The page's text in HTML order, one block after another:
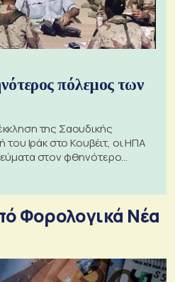
πόλεμος των
της Σαουδικής
του Ιράκ στο Κουβέιτ, οι ΗΠΑ
στον φθηνότερο
Φορολογικά Νέα